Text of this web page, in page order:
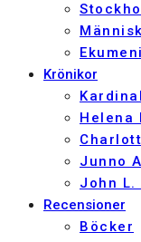
Krönikor
Helena
Junno
John L.
Recensioner
Böcker